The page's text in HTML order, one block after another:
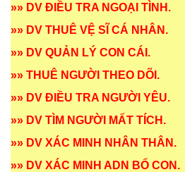
»» DV ĐIỀU TRA NGOẠI TÌNH .
»» DV THUÊ VỆ SĨ CÁ NHÂN .
»» DV QUẢN LÝ CON CÁI .
»» THUÊ NGƯỜI THEO DÕI .
»» DV ĐIỀU TRA NGƯỜI YÊU.
»» DV TÌM NGƯỜI MẤT TÍCH .
»» DV XÁC MINH NHÂN THÂN .
»» DV XÁC MINH ADN BỐ CON .